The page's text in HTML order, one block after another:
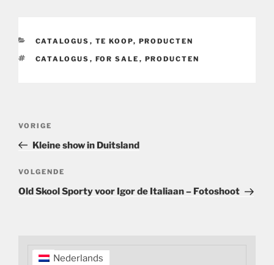
CATEGORIEËN
CATALOGUS , TE KOOP, PRODUCTEN
TAGS
CATALOGUS , FOR SALE , PRODUCTEN
Vorig
bericht
VORIGE
Kleine show in Duitsland
Volgend
bericht
VOLGENDE
Old Skool Sporty voor Igor de Italiaan – Fotoshoot
Nederlands